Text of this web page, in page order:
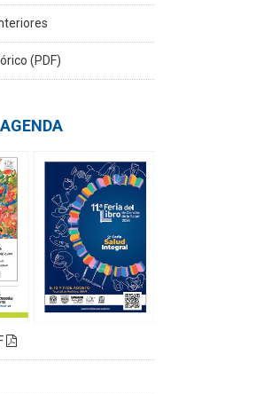
(PDF)
AGENDA